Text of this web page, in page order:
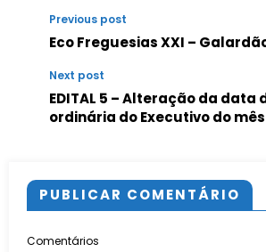
Previous post
Eco Freguesias XXI –
Next post
EDITAL 5 – Alteração da data
ordinária do Executivo do
PUBLICAR COMENTÁRIO
Comentários